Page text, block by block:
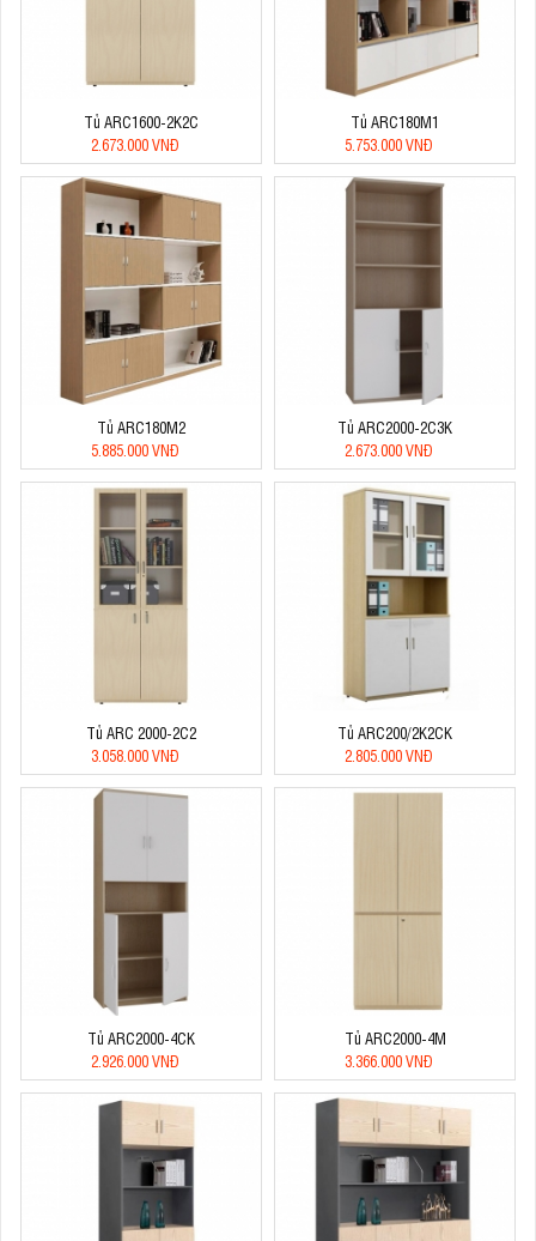
Tủ ARC1600-2K2C
2.673.000 VNĐ
Tủ ARC180M1
5.753.000 VNĐ
Tủ ARC180M2
5.885.000 VNĐ
Tủ ARC2000-2C3K
2.673.000 VNĐ
Tủ ARC 2000-2C2
3.058.000 VNĐ
Tủ ARC200/2K2CK
2.805.000 VNĐ
Tủ ARC2000-4CK
2.926.000 VNĐ
Tủ ARC2000-4M
3.366.000 VNĐ